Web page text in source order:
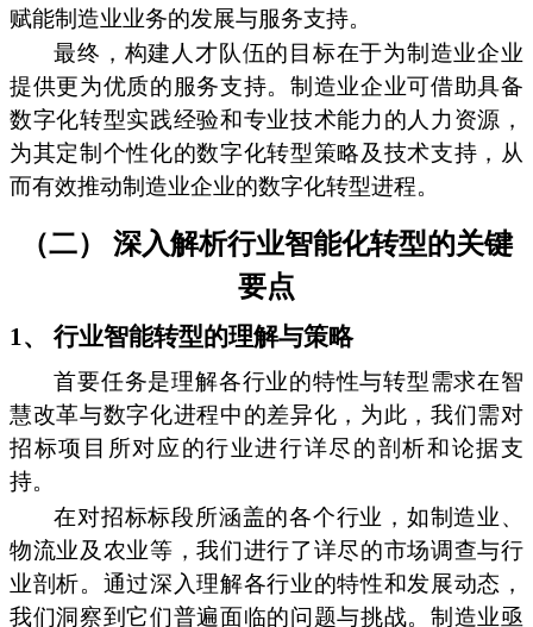
赋能制造业业务的发展与服务支持。
最终，构建人才队伍的目标在于为制造业企业
提供更为优质的服务支持。制造业企业可借助具备
数字化转型实践经验和专业技术能力的人力资源，
为其定制个性化的数字化转型策略及技术支持，从
而有效推动制造业企业的数字化转型进程。
（二） 深入解析行业智能化转型的关键
要点
1、 行业智能转型的理解与策略
首要任务是理解各行业的特性与转型需求在智
慧改革与数字化进程中的差异化，为此，我们需对
招标项目所对应的行业进行详尽的剖析和论据支
持。
在对招标标段所涵盖的各个行业，如制造业、
物流业及农业等，我们进行了详尽的市场调查与行
业剖析。通过深入理解各行业的特性和发展动态，
我们洞察到它们普遍面临的问题与挑战。制造业亟